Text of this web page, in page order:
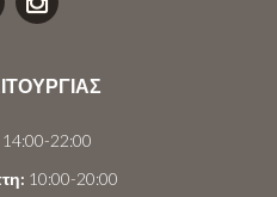
14:00-22:00
10:00-20:00